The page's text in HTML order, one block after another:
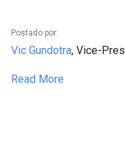
Postado por:
Vic Gundotra, Vice-
Read More